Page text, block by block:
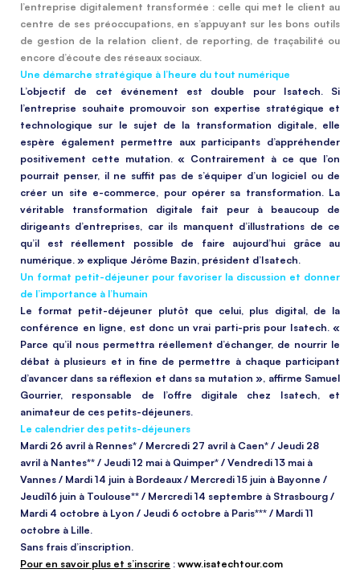
l’entreprise digitalement transformée : celle qui met le client au
centre de ses préoccupations, en s’appuyant sur les bons outils
de gestion de la relation client, de reporting, de traçabilité ou
encore d’écoute des réseaux sociaux.
Une démarche stratégique à l’heure du tout numérique
L’objectif de cet événement est double pour Isatech. Si
l’entreprise souhaite promouvoir son expertise stratégique et
technologique sur le sujet de la transformation digitale, elle
espère également permettre aux participants d’appréhender
positivement cette mutation. « Contrairement à ce que l’on
pourrait penser, il ne suffit pas de s’équiper d’un logiciel ou de
créer un site e-commerce, pour opérer sa transformation. La
véritable transformation digitale fait peur à beaucoup de
dirigeants d’entreprises, car ils manquent d’illustrations de ce
qu’il est réellement possible de faire aujourd’hui grâce au
numérique. » explique Jérôme Bazin, président d’Isatech.
Un format petit-déjeuner pour favoriser la discussion et donner
de l’importance à l’humain
Le format petit-déjeuner plutôt que celui, plus digital, de la
conférence en ligne, est donc un vrai parti-pris pour Isatech. «
Parce qu’il nous permettra réellement d’échanger, de nourrir le
débat à plusieurs et in fine de permettre à chaque participant
d’avancer dans sa réflexion et dans sa mutation », affirme Samuel
Gourrier, responsable de l’offre digitale chez Isatech, et
animateur de ces petits-déjeuners.
Le calendrier des petits-déjeuners
Mardi 26 avril à Rennes* / Mercredi 27 avril à Caen* / Jeudi 28
avril à Nantes** / Jeudi 12 mai à Quimper* / Vendredi 13 mai à
Vannes / Mardi 14 juin à Bordeaux / Mercredi 15 juin à Bayonne /
Jeudi16 juin à Toulouse** / Mercredi 14 septembre à Strasbourg /
Mardi 4 octobre à Lyon / Jeudi 6 octobre à Paris*** / Mardi 11
octobre à Lille.
Sans frais d’inscription.
Pour en savoir plus et s’inscrire : www.isatechtour.com